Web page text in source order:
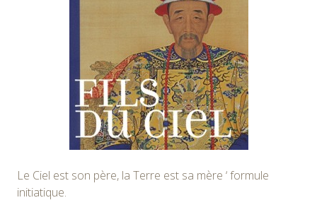
Le Ciel est son père, la Terre est sa mère ‘ formule
initiatique.